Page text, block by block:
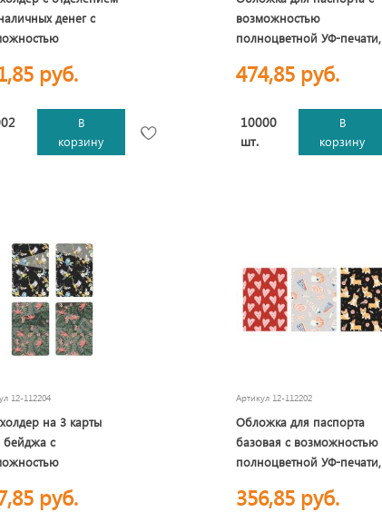
денег с
тач
руб.
В
корзину
возможностью
полноцветной УФ-печати,
474,85 руб.
10000
шт.
В
корзину
12-112204
на 3 карты
бейджа с
тач
руб.
Артикул 12-112202
Обложка для паспорта
базовая с возможностью
полноцветной УФ-печати,
356,85 руб.